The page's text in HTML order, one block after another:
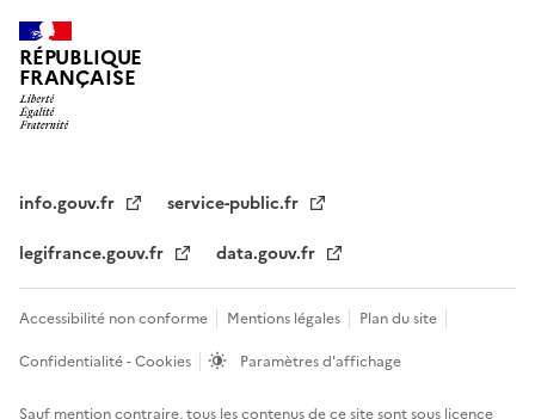
RÉPUBLIQUE
FRANÇAISE
info.gouv.fr
service-public.fr
legifrance.gouv.fr
data.gouv.fr
Accessibilité non conforme Mentions légales
Plan du site
Confidentialité - Cookies
Paramètres d'affichage
Sauf mention contraire, tous les contenus de ce site sont sous licence